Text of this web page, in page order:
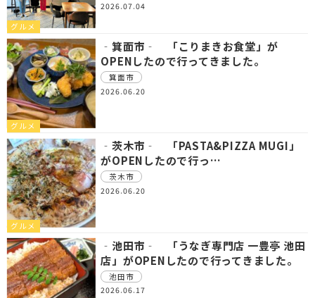
グルメ
2026.07.04
グルメ
‐箕面市‐ 「こりまきお食堂」が
OPENしたので行ってきました。
箕面市
2026.06.20
グルメ
‐茨木市‐ 「PASTA&PIZZA MUGI」
がOPENしたので行っ…
茨木市
2026.06.20
‐池田市‐ 「うなぎ専門店 一豊亭 池田
店」がOPENしたので行ってきました。
池田市
2026.06.17